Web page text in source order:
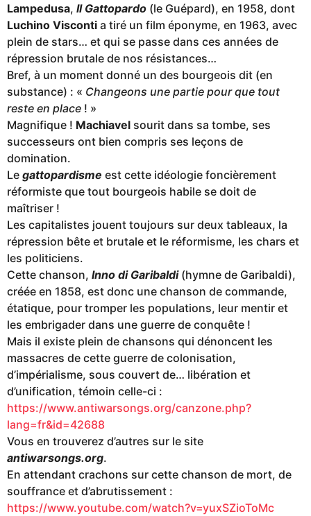
Lampedusa, Il Gattopardo (le Guépard), en 1958, dont
Luchino Visconti a tiré un film éponyme, en 1963, avec
plein de stars… et qui se passe dans ces années de
répression brutale de nos résistances…
Bref, à un moment donné un des bourgeois dit (en
substance) : « Changeons une partie pour que tout
reste en place ! »
Magnifique ! Machiavel sourit dans sa tombe, ses
successeurs ont bien compris ses leçons de
domination.
Le gattopardisme est cette idéologie foncièrement
réformiste que tout bourgeois habile se doit de
maîtriser !
Les capitalistes jouent toujours sur deux tableaux, la
répression bête et brutale et le réformisme, les chars et
les politiciens.
Cette chanson, Inno di Garibaldi(hymne de Garibaldi),
créée en 1858, est donc une chanson de commande,
étatique, pour tromper les populations, leur mentir et
les embrigader dans une guerre de conquête !
Mais il existe plein de chansons qui dénoncent les
massacres de cette guerre de colonisation,
d’impérialisme, sous couvert de… libération et
d’unification, témoin celle-ci :
https://www.antiwarsongs.org/canzone.php?
lang=fr&id=42688
Vous en trouverez d’autres sur le site
antiwarsongs.org.
En attendant crachons sur cette chanson de mort, de
souffrance et d’abrutissement :
https://www.youtube.com/watch?v=yuxSZioToMc